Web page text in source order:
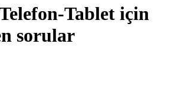
Tablet için
sorular